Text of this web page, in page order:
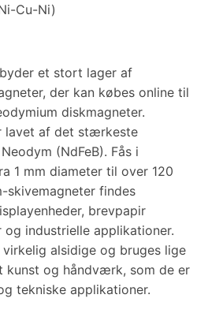
Cu-Ni)
et stort lager af
der kan købes online til
diskmagneter.
lavet af det stærkeste
(NdFeB). Fås i
1 mm diameter til over 120
skivemagneter findes
brevpapir
og industrielle applikationer.
alsidige og bruges lige
kunst og håndværk, som de er
tekniske applikationer.